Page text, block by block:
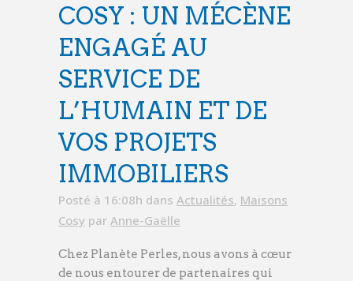
COSY : UN MÉCÈNE
ENGAGÉ AU
SERVICE DE
L’HUMAIN ET DE
VOS PROJETS
IMMOBILIERS
Posté à 16:08h dans Actualités, Maisons
Cosy par Anne-Gaëlle
Chez Planète Perles, nous avons à cœur
de nous entourer de partenaires qui